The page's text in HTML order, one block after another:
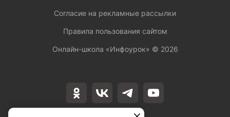
Согласие на рекламные рассылки
Правила пользования сайтом
Онлайн-школа «Инфоурок» © 2026